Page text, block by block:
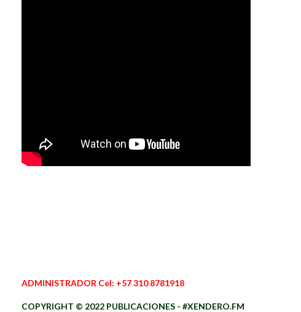
ADMINISTRADOR Cel: +57 310 8781918
COPYRIGHT © 2022 PUBLICACIONES - #XENDERO.FM